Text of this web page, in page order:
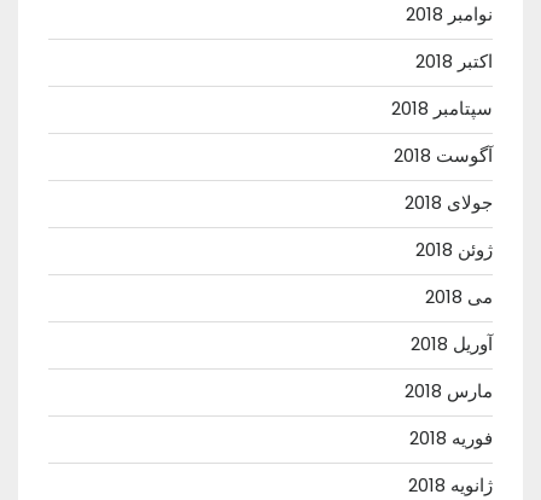
نوامبر 2018
اکتبر 2018
سپتامبر 2018
آگوست 2018
جولای 2018
ژوئن 2018
می 2018
آوریل 2018
مارس 2018
فوریه 2018
ژانویه 2018